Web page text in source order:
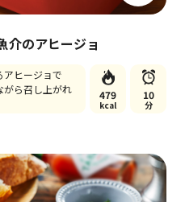
介のアヒージョ
アヒージョで
がら召し上がれ
479
kcal
10
分